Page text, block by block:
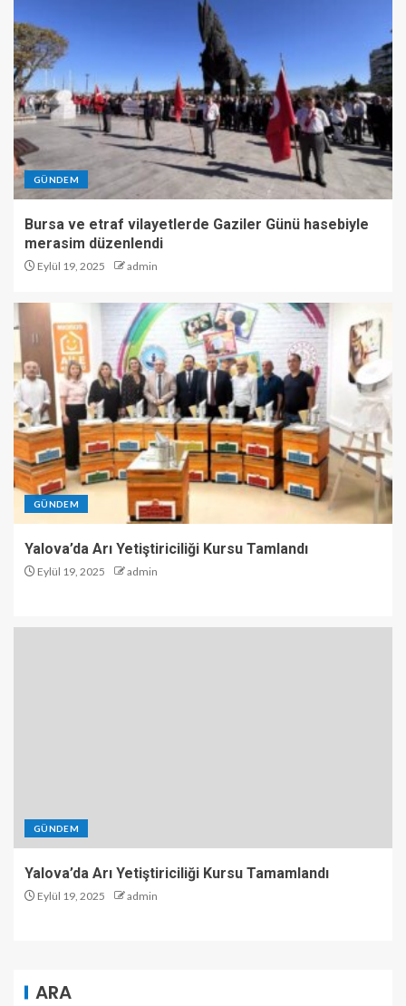
GÜNDEM
Bursa ve etraf vilayetlerde Gaziler Günü hasebiyle
merasim düzenlendi
Eylül 19, 2025 admin
GÜNDEM
Yalova’da Arı Yetiştiriciliği Kursu Tamlandı
Eylül 19, 2025 admin
GÜNDEM
Yalova’da Arı Yetiştiriciliği Kursu Tamamlandı
Eylül 19, 2025 admin
ARA